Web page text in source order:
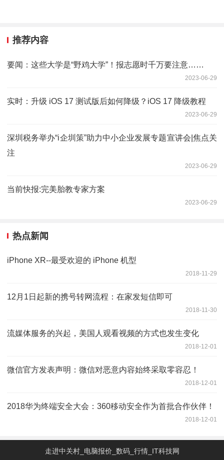
推荐内容
要闻：这些大学是“野鸡大学”！报志愿时千万要注意……
2023-06-29
实时：升级 iOS 17 测试版后如何降级？iOS 17 降级教程
2023-06-29
深圳税务举办“i企圳策”助力中小企业发展专题宣讲会|焦点关
注
2023-06-29
当前快报:完美胎教专家方案
2023-06-29
热点新闻
iPhone XR--最受欢迎的 iPhone 机型
2018-11-29
12月1日起新的携号转网流程：在家发短信即可
2018-11-30
流媒体服务的兴起，美国人观看视频的方式也发生变化
2018-12-01
微信官方发表声明：微信对恶意内容始终采取零容忍！
2018-12-01
2018华为终端安全大会：360移动安全作为首批合作伙伴！
2018-12-01
走进中关村_电脑报价_数码_行情_IT科技网